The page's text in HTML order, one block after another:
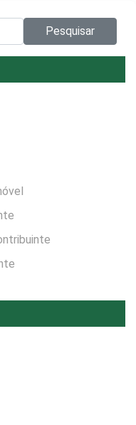
Pesquisar